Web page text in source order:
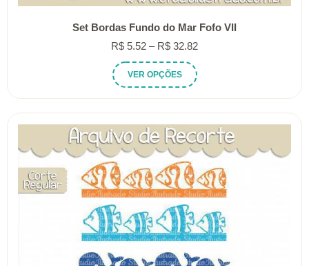
Set Bordas Fundo do Mar Fofo VII
R$ 5.52 – R$ 32.82Faixa
através
R$ 32.82
VER OPÇÕES
produto
tem
várias
variantes.
As
opções
podem
ser
na
página